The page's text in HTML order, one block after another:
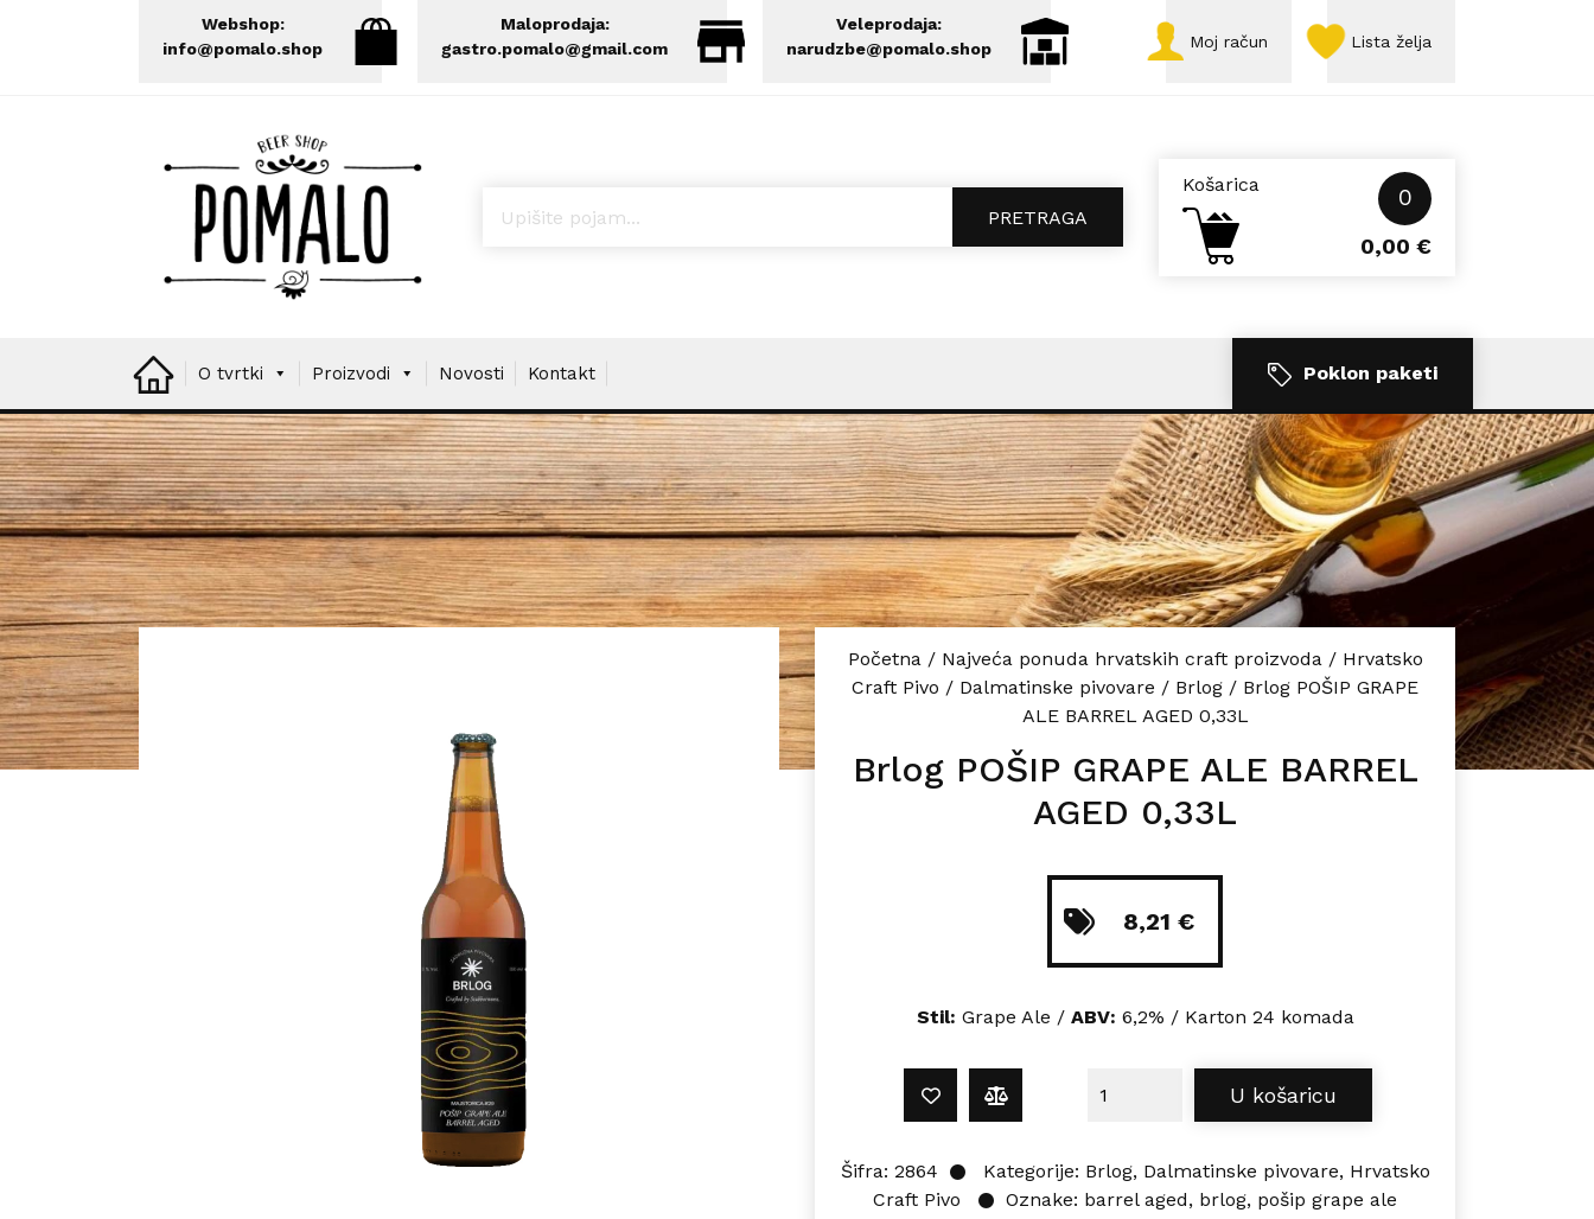
Webshop:
info@pomalo.shop
Maloprodaja:
gastro.pomalo@gmail.com
Veleprodaja:
narudzbe@pomalo.shop
Moj račun Lista želja
PRETRAGA
Košarica 0
0,00 €
O tvrtki Proizvodi Novosti Kontakt Poklon paketi
Početna/ Najveća ponuda hrvatskih craft proizvoda/ Hrvatsko
Craft Pivo / Dalmatinske pivovare / Brlog / Brlog POŠIP GRAPE
ALE BARREL AGED 0,33L
Brlog POŠIP GRAPE ALE BARREL
AGED 0,33L
8,21 €
Stil: Grape Ale / ABV: 6,2% / Karton 24 komada
Brlog POŠIP GRAPE ALE BARREL AGED 0,33L količina
U košaricu
Šifra: 2864 Kategorije: Brlog, Dalmatinske pivovare, Hrvatsko
Craft Pivo
Oznake: barrel aged, brlog, pošip grape ale